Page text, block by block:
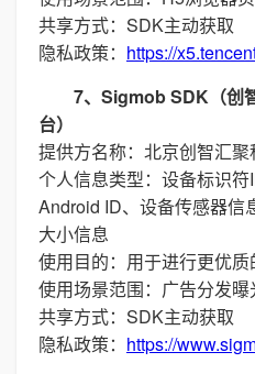
共享方式：SDK主动获取
隐私政策： https://
7、Sigmob SDK（创
台）
提供方名称：北京创智汇
个人信息类型：设备标识符
Android ID、设备传感器信
大小信息
使用目的：用于进行更优
使用场景范围：广告分发
共享方式：SDK主动获取
隐私政策： https://